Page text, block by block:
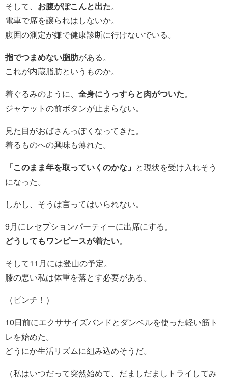
そして、 お腹がぽこんと出た。
電車で席を譲られはしないか。
腹囲の測定が嫌で健康診断に行けないでいる。
指でつまめない脂肪がある。
これが内蔵脂肪というものか。
着ぐるみのように、 全身にうっすらと肉がついた。
ジャケットの前ボタンが止まらない。
見た目がおばさんっぽくなってきた。
着るものへの興味も薄れた。
「このまま年を取っていくのかな」 と現状を受け入れそう
になった。
しかし、そうは言ってはいられない。
9月にレセプションパーティーに出席にする。
どうしてもワンピースが着たい。
そして11月には登山の予定。
膝の悪い私は体重を落とす必要がある。
（ピンチ！）
10日前にエクササイズバンドとダンベルを使った軽い筋ト
レを始めた。
どうにか生活リズムに組み込めそうだ。
（私はいつだって突然始めて、だましだましトライしてみ